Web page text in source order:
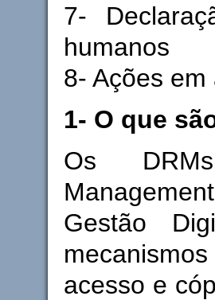
7-
humanos
8- Ações
1- O que
Os
Gestão
acesso e